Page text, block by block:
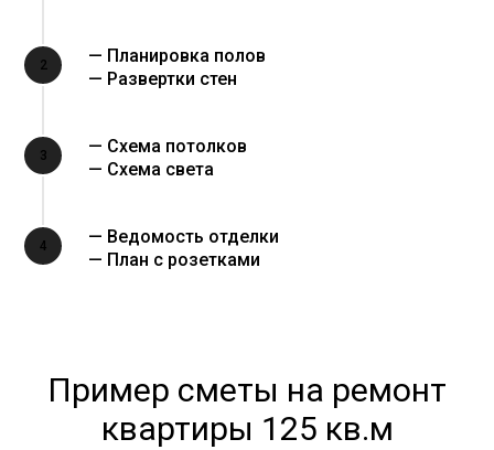
2
— Планировка полов
— Развертки стен
3
— Схема потолков
— Схема света
4
— Ведомость отделки
— План с розетками
Пример сметы на ремонт
квартиры 125 кв.м